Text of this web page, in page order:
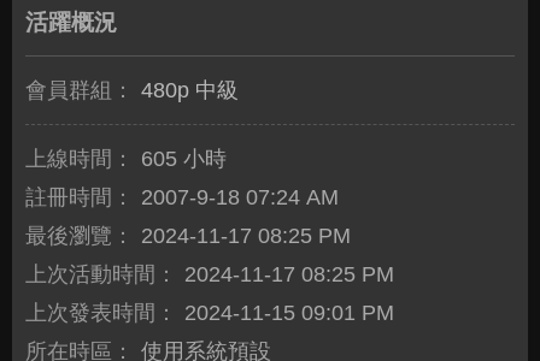
活躍概況
會員群組： 480p 中級
上線時間：
605 小時
註冊時間：
2007-9-18 07:24 AM
最後瀏覽：
2024-11-17 08:25 PM
上次活動時間：
2024-11-17 08:25 PM
上次發表時間：
2024-11-15 09:01 PM
所在時區：
使用系統預設